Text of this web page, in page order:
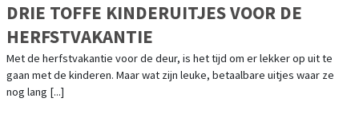
DRIE TOFFE KINDERUITJES VOOR DE
HERFSTVAKANTIE
Met de herfstvakantie voor de deur, is het tijd om er lekker op uit te
gaan met de kinderen. Maar wat zijn leuke, betaalbare uitjes waar ze
nog lang [...]